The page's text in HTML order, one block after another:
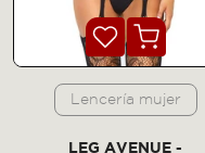
Lencería mujer
LEG AVENUE -